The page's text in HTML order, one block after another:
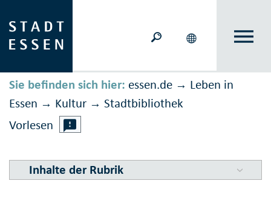
Sie befinden sich hier: essen.de → Leben in
Essen → Kultur → Stadtbibliothek
Vorlesen
Inhalte der Rubrik